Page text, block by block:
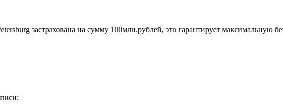
застрахована на сумму 100млн.рублей, это гарантирует максимальную